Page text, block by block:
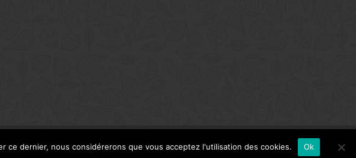
réservés
ce dernier, nous considérerons que vous acceptez l'utilisation des cookies. Ok